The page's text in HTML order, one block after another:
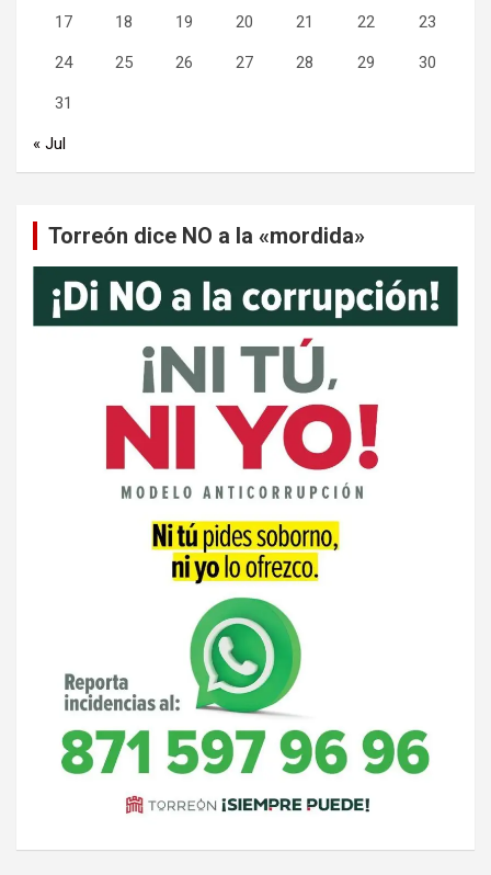
17 18 19 20 21 22 23
24 25 26 27 28 29 30
31
« Jul
Torreón dice NO a la «mordida»